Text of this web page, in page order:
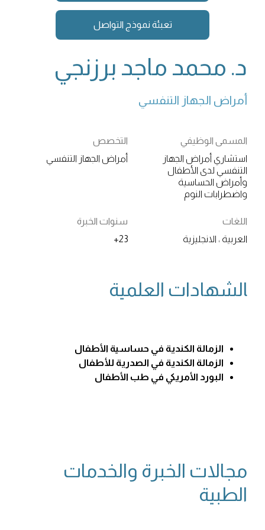
تعبئة نموذج التواصل
د. محمد ماجد برزنجي
أمراض الجهاز التنفسي
المسمى الوظيفي
استشاري أمراض الجهاز
التنفسي لدى الأطفال
وأمراض الحساسية
واضطرابات النوم
التخصص
أمراض الجهاز التنفسي
اللغات
العربية ، الانجليزية
سنوات الخبرة
23+
‍الشهادات العلمية
الزمالة الكندية في حساسية الأطفال
الزمالة الكندية في الصدرية للأطفال
البورد الأمريكي في طب الأطفال
مجالات الخبرة والخدمات
الطبية